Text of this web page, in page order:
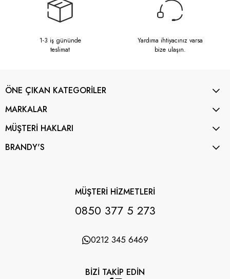
1-3 iş gününde
teslimat
Yardıma ihtiyacınız varsa
bize ulaşın.
ÖNE ÇIKAN KATEGORİLER
MARKALAR
MÜŞTERİ HAKLARI
BRANDY'S
MÜŞTERİ HİZMETLERİ
0850 377 5 273
0212 345 6469
BİZİ TAKİP EDİN